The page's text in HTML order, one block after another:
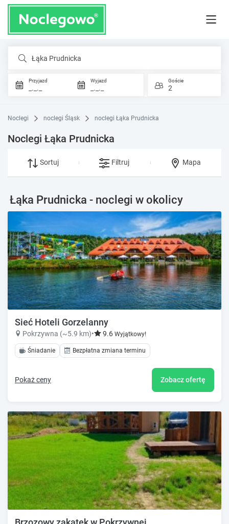
Łąka Prudnicka
Przyjazd
_._._
Wyjazd
_._._
Goście
2
Noclegi noclegi Śląsk noclegi Łąka Prudnicka
Noclegi Łąka Prudnicka
Sortuj Filtruj Mapa
Łąka Prudnicka - noclegi w okolicy
Sieć Hoteli Gorzelanny
Pokrzywna (~5.9 km)• 9.6 Wyjątkowy!
Śniadanie Bezpłatna zmiana terminu
Pokaż ceny Zobacz ofertę